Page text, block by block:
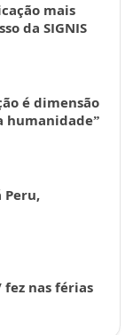
mais
da SIGNIS
é dimensão
humanidade”
Peru,
fez nas férias